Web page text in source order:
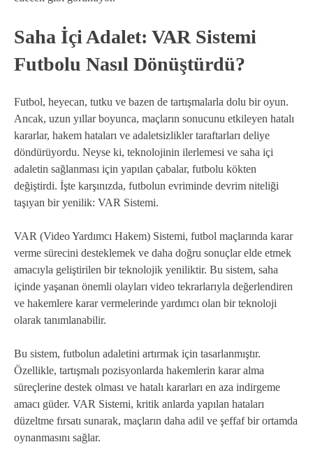
Saha İçi Adalet: VAR Sistemi
Futbolu Nasıl Dönüştürdü?
Futbol, heyecan, tutku ve bazen de tartışmalarla dolu bir oyun.
Ancak, uzun yıllar boyunca, maçların sonucunu etkileyen hatalı
kararlar, hakem hataları ve adaletsizlikler taraftarları deliye
döndürüyordu. Neyse ki, teknolojinin ilerlemesi ve saha içi
adaletin sağlanması için yapılan çabalar, futbolu kökten
değiştirdi. İşte karşınızda, futbolun evriminde devrim niteliği
taşıyan bir yenilik: VAR Sistemi.
VAR (Video Yardımcı Hakem) Sistemi, futbol maçlarında karar
verme sürecini desteklemek ve daha doğru sonuçlar elde etmek
amacıyla geliştirilen bir teknolojik yeniliktir. Bu sistem, saha
içinde yaşanan önemli olayları video tekrarlarıyla değerlendiren
ve hakemlere karar vermelerinde yardımcı olan bir teknoloji
olarak tanımlanabilir.
Bu sistem, futbolun adaletini artırmak için tasarlanmıştır.
Özellikle, tartışmalı pozisyonlarda hakemlerin karar alma
süreçlerine destek olması ve hatalı kararları en aza indirgeme
amacı güder. VAR Sistemi, kritik anlarda yapılan hataları
düzeltme fırsatı sunarak, maçların daha adil ve şeffaf bir ortamda
oynanmasını sağlar.